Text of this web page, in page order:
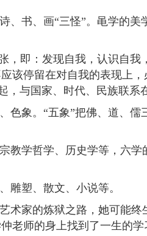
、书、画“三怪”。黾学的美
，即：发现自我，认识自我
该停留在对自我的表现上，
，与国家、时代、民族联系
色象。 “五象”把佛、道、儒
教学哲学、历史学等，六学
雕塑、散文、小说等。
术家的炼狱之路，她可能终
老师的身上找到了一生的学